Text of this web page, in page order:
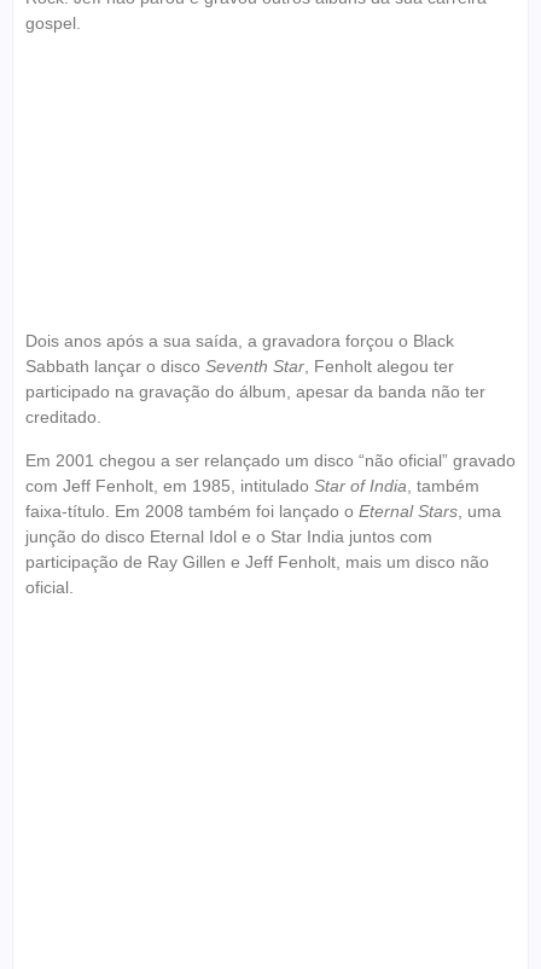
gospel.
Dois anos após a sua saída, a gravadora forçou o Black
Sabbath lançar o disco Seventh Star, Fenholt alegou ter
participado na gravação do álbum, apesar da banda não ter
creditado.
Em 2001 chegou a ser relançado um disco “não oficial” gravado
com Jeff Fenholt, em 1985, intitulado Star of India , também
faixa-título. Em 2008 também foi lançado o Eternal Stars , uma
junção do disco Eternal Idol e o Star India juntos com
participação de Ray Gillen e Jeff Fenholt, mais um disco não
oficial.